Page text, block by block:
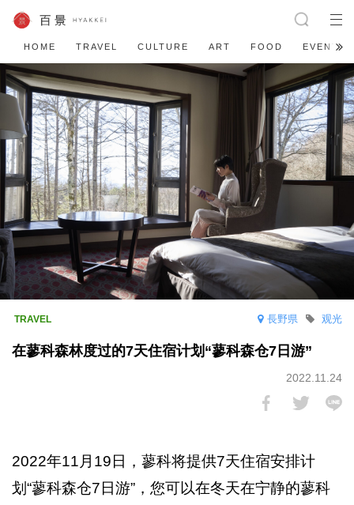
HOME TRAVEL CULTURE ART FOOD EVENT
長野県 观光
在蓼科森林度过的7天住宿计划“蓼科森仓7日游”
2022.11.24
2022年11月19日，蓼科将提供7天住宿安排计
划“蓼科森仓7日游”，您可以在冬天在宁静的蓼科